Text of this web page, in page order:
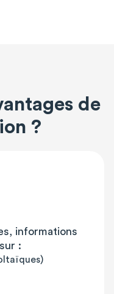
de
?
informations
: